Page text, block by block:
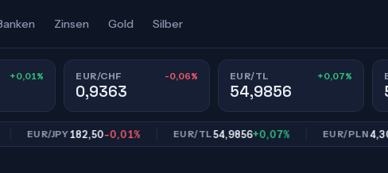
Zinsen Gold Silber
+0,01% EUR/CHF -0,06%
0,9363
EUR/TL +0,07%
54,9856
EUR/JPY182,50-0,01% EUR/TL54,9856+0,07% EUR/PLN4,3038-